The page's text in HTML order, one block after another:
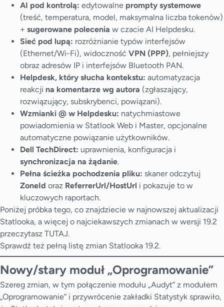
AI pod kontrolą: edytowalne prompty systemowe
(treść, temperatura, model, maksymalna liczba tokenów)
+ sugerowane polecenia w czacie AI Helpdesku.
Sieć pod lupą: rozróżnianie typów interfejsów
(Ethernet/Wi-Fi), widoczność VPN (PPP), pełniejszy
obraz adresów IP i interfejsów Bluetooth PAN.
Helpdesk, który słucha kontekstu: automatyzacja
reakcji na komentarze wg autora (zgłaszający,
rozwiązujący, subskrybenci, powiązani).
Wzmianki @ w Helpdesku: natychmiastowe
powiadomienia w Statlook Web i Master, opcjonalne
automatyczne powiązanie użytkowników.
Dell TechDirect: uprawnienia, konfiguracja i
synchronizacja na żądanie.
Pełna ścieżka pochodzenia pliku: skaner odczytuj
ZoneId oraz ReferrerUrl/HostUrl i pokazuje to w
kluczowych raportach.
Poniżej próbka tego, co znajdziecie w najnowszej aktualizacji
Statlooka, a więcej o najciekawszych zmianach w wersji 19.2
przeczytasz TUTAJ.
Sprawdź też pełną listę zmian Statlooka 19.2.
Nowy/stary moduł „Oprogramowanie”
Szereg zmian, w tym połączenie modułu „Audyt” z modułem
„Oprogramowanie” i przywrócenie zakładki Statystyk sprawiło,